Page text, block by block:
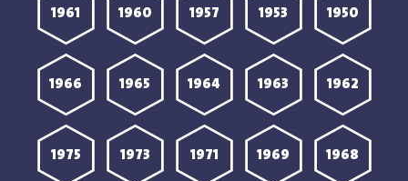
1950
1953
1957
1960
1961
1962
1963
1964
1965
1966
1968
1969
1971
1973
1975